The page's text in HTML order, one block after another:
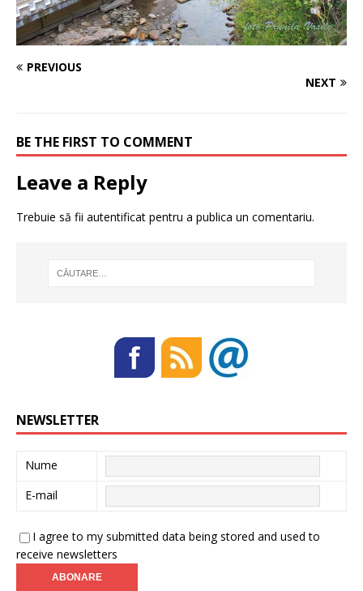
PREVIOUS
NEXT
BE THE FIRST TO COMMENT
Leave a Reply
Trebuie să fii autentificat pentru a publica un comentariu.
NEWSLETTER
Nume
E-mail
I agree to my submitted data being stored and used to
receive newsletters